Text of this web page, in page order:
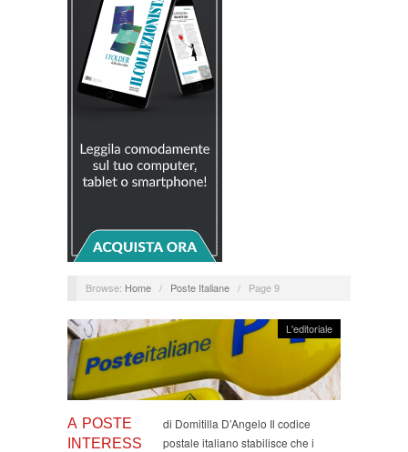
Browse: Home / Poste Italiane / Page 9
A POSTE
INTERESS
L'editoriale
di Domitilla D’Angelo Il codice
postale italiano stabilisce che i